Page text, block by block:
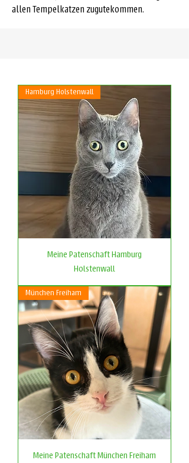
allen Tempelkatzen zugutekommen.
Hamburg Holstenwall
Meine Patenschaft Hamburg
Holstenwall
München Freiham
Meine Patenschaft München Freiham